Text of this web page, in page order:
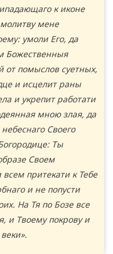
к иконе
мене
умоли Его, да
Божественныя
от помыслов суетных,
и исцелит раны
и укрепит работати
мною злая, да
Своего
Ты
Своем
притекати к Тебе
и не попусти
На Тя по Бозе все
и Твоему покрову и